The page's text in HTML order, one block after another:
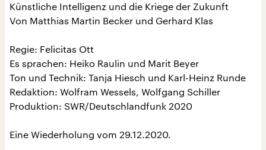
Künstliche Intelligenz und die Kriege der Zukunft
Von Matthias Martin Becker und Gerhard Klas
Regie: Felicitas Ott
Es sprachen: Heiko Raulin und Marit Beyer
Ton und Technik: Tanja Hiesch und Karl-Heinz Runde
Redaktion: Wolfram Wessels, Wolfgang Schiller
Produktion: SWR/Deutschlandfunk 2020
Eine Wiederholung vom 29.12.2020.